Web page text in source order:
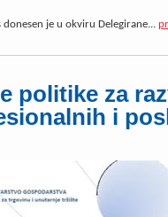
donesen je u okviru Delegirane...
politike za
i